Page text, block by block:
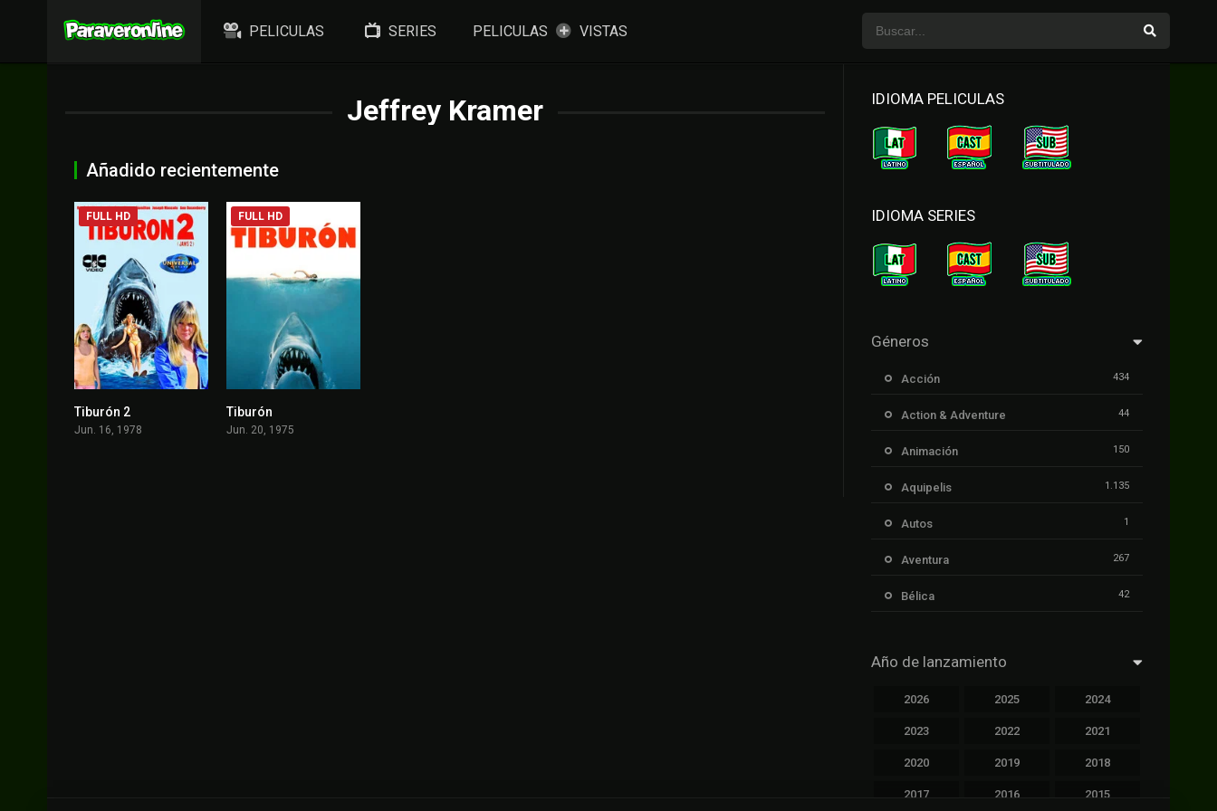
PELICULAS SERIES PELICULAS VISTAS
Jeffrey Kramer
Añadido recientemente
FULL HD
Tiburón 2
Jun. 16, 1978
FULL HD
Tiburón
Jun. 20, 1975
IDIOMA PELICULAS
IDIOMA SERIES
Géneros
Acción 434
Action & Adventure 44
Animación 150
Aquipelis 1.135
Autos 1
Aventura 267
Bélica 42
Cinecalidad
Cinetux 1.139
Año de lanzamiento
2026 2025 2024
2023 2022 2021
2020 2019 2018
2017 2016 2015